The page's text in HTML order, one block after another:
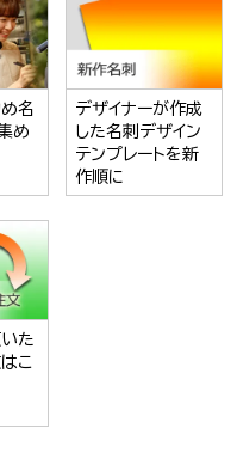
名
め
デザイナーが作成
した名刺デザイン
テンプレートを新
作順に
た
こ